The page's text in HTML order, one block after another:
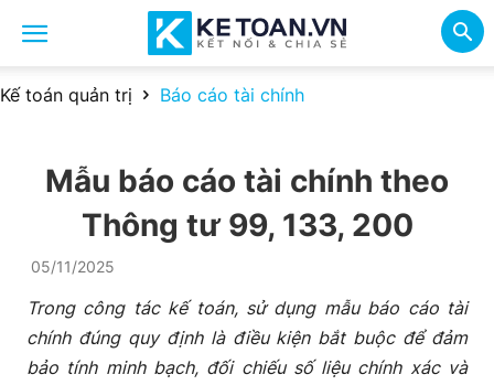
Kế toán quản trị Báo cáo tài chính
Mẫu báo cáo tài chính theo
Thông tư 99, 133, 200
05/11/2025
Trong công tác kế toán, sử dụng mẫu báo cáo tài
chính đúng quy định là điều kiện bắt buộc để đảm
bảo tính minh bạch, đối chiếu số liệu chính xác và